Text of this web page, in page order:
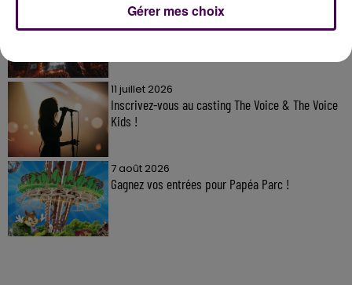
7 août 2026
Gagnez vos pass pour le V and B Fest' 2026 !
11 juillet 2026
Inscrivez-vous au casting The Voice & The Voice
Kids !
7 août 2026
Gagnez vos entrées pour Papéa Parc !
Gérer mes choix